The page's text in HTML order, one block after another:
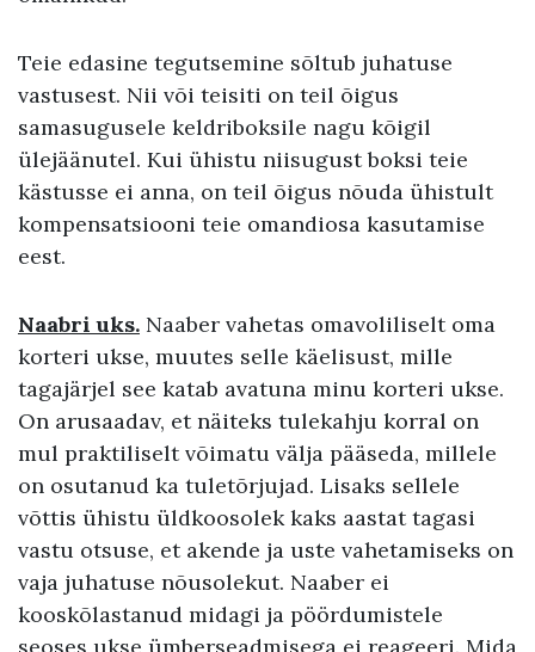
Teie edasine tegutsemine sõltub juhatuse
vastusest. Nii või teisiti on teil õigus
samasugusele keldriboksile nagu kõigil
ülejäänutel. Kui ühistu niisugust boksi teie
kästusse ei anna, on teil õigus nõuda ühistult
kompensatsiooni teie omandiosa kasutamise
eest.
Naabri uks. Naaber vahetas omavoliliselt oma
korteri ukse, muutes selle käelisust, mille
tagajärjel see katab avatuna minu korteri ukse.
On arusaadav, et näiteks tulekahju korral on
mul praktiliselt võimatu välja pääseda, millele
on osutanud ka tuletõrjujad. Lisaks sellele
võttis ühistu üldkoosolek kaks aastat tagasi
vastu otsuse, et akende ja uste vahetamiseks on
vaja juhatuse nõusolekut. Naaber ei
kooskõlastanud midagi ja pöördumistele
seoses ukse ümberseadmisega ei reageeri. Mida